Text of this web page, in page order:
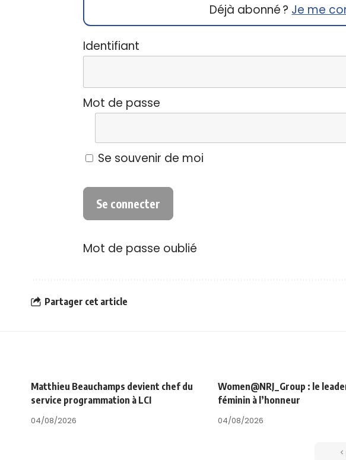
Déjà abonné ? Je me
Identifiant
Mot de passe
Se souvenir de moi
Mot de passe oublié
Partager cet article
Matthieu Beauchamps devient chef du
service programmation à LCI
04/08/2026
Women@NRJ_Group : le
féminin à l’honneur
04/08/2026